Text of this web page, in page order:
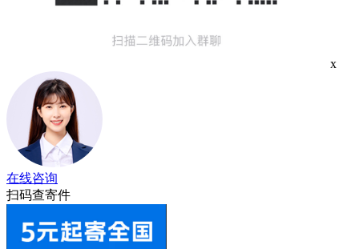
x
在线咨询
扫码查寄件